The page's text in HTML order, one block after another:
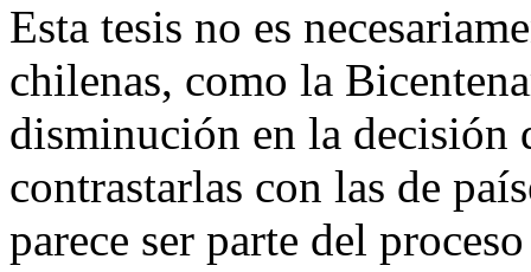
Esta tesis no es
chilenas, como la
disminución en la decisión
contrastarlas con las de
parece ser parte del